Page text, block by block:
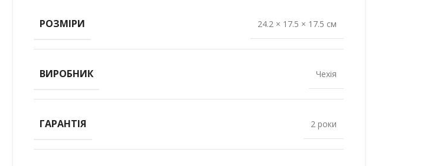
РОЗМІРИ 24.2 × 17.5 × 17.5 см
ВИРОБНИК Чехія
ГАРАНТІЯ 2 роки